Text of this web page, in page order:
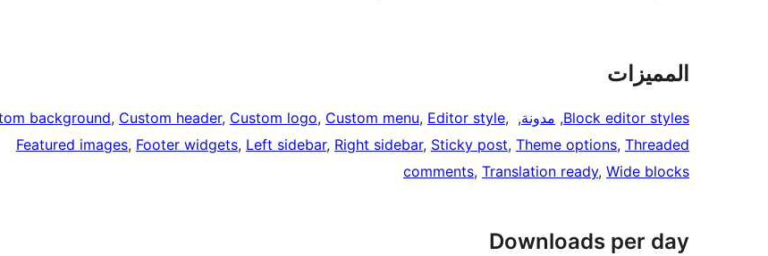
المميزات
Block editor styles
, مدونة,
background, Custom header, Custom logo, Custom menu, Editor style
Featured images, Footer widgets, Left sidebar, Right sidebar, Sticky post, Theme options, Threaded
comments, Translation ready, Wide blocks
Downloads per day